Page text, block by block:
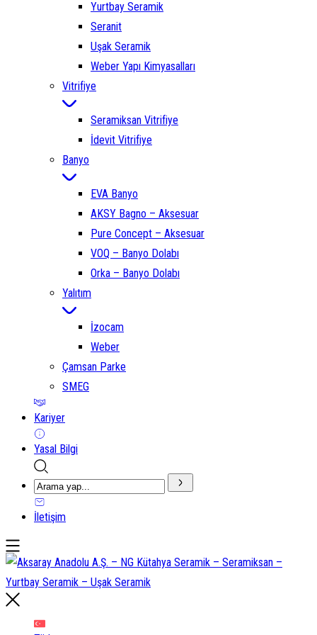
Yurtbay Seramik
Seranit
Uşak Seramik
Weber Yapı Kimyasalları
Vitrifiye
Seramiksan Vitrifiye
İdevit Vitrifiye
Banyo
EVA Banyo
AKSY Bagno – Aksesuar
Pure Concept – Aksesuar
VOQ – Banyo Dolabı
Orka – Banyo Dolabı
Yalıtım
İzocam
Weber
Çamsan Parke
SMEG
Kariyer
Yasal Bilgi
İletişim